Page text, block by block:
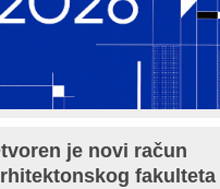
je novi račun
fakulteta